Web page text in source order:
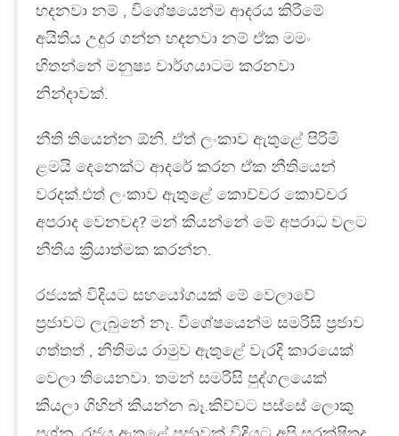
හදනවා නම් , විශේෂයෙන්ම ආදරය කිරීමේ
අයිතිය උදුර ගන්න හදනවා නම් ඒක මමං
හිතන්නේ මනුෂ්‍ය වාර්ගයාටම කරනවා
නින්දාවක්.
නීති තියෙන්න ඕනි. ඒත් ලංකාව ඇතුළේ පිරිමි
ළමයි දෙනෙක්ට ආදරේ කරන ඒක නීතියෙන්
වරදක්.එත් ලංකාව ඇතුළේ කොච්චර කොච්චර
අපරාද වෙනවද? මන් කියන්නේ මේ අපරාධ වලට
නීතිය ක්‍රියාත්මක කරන්න.
රජයක් විදියට සහයෝගයක් මේ වෙලාවේ
ප්‍රජාවට ලැබුනේ නෑ. විශේෂයෙන්ම සමරිසි ප්‍රජාව
ගත්තත් , නීතිමය රාමුව ඇතුළේ වැරදි කාරයෙක්
වෙලා තියෙනවා. තමන් සමරිසි පුද්ගලයෙක්
කියලා ගිහින් කියන්න බෑ.කිව්වට පස්සේ ලොකු